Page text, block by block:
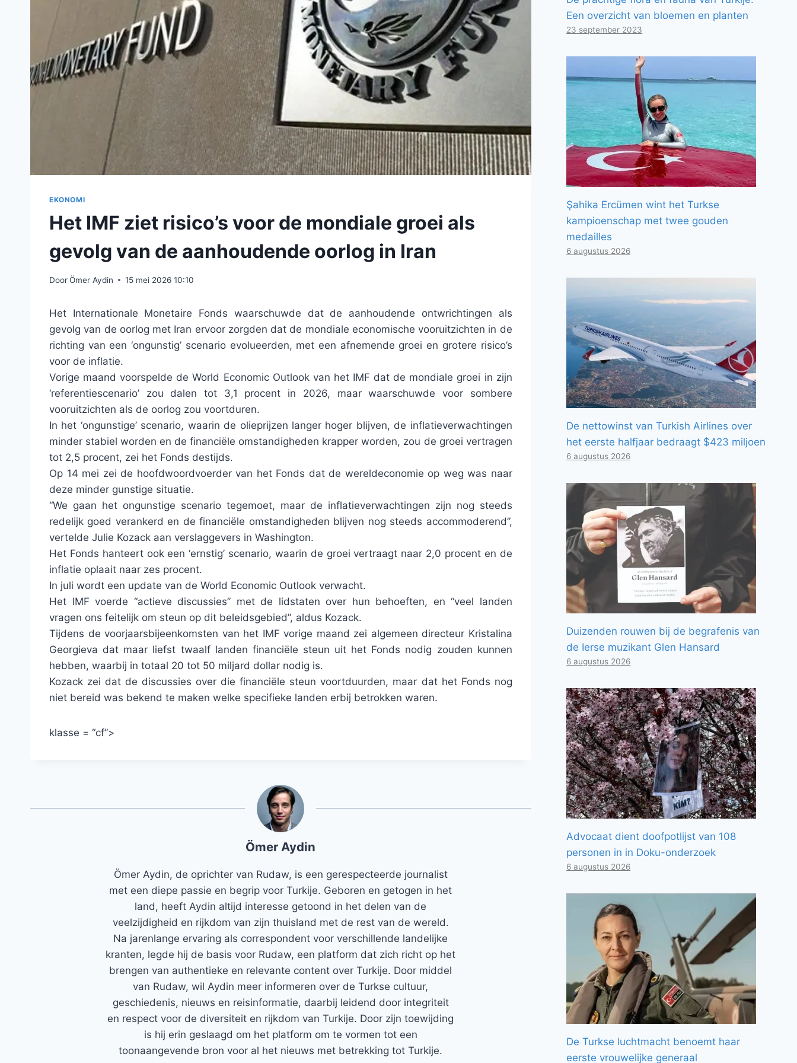
EKONOMI
Het IMF ziet risico’s voor de mondiale groei als
gevolg van de aanhoudende oorlog in Iran
DoorÖmer Aydin 15 mei 2026 10:10
Het Internationale Monetaire Fonds waarschuwde dat de aanhoudende ontwrichtingen als
gevolg van de oorlog met Iran ervoor zorgden dat de mondiale economische vooruitzichten in de
richting van een ‘ongunstig’ scenario evolueerden, met een afnemende groei en grotere risico’s
voor de inflatie.
Vorige maand voorspelde de World Economic Outlook van het IMF dat de mondiale groei in zijn
‘referentiescenario’ zou dalen tot 3,1 procent in 2026, maar waarschuwde voor sombere
vooruitzichten als de oorlog zou voortduren.
In het ‘ongunstige’ scenario, waarin de olieprijzen langer hoger blijven, de inflatieverwachtingen
minder stabiel worden en de financiële omstandigheden krapper worden, zou de groei vertragen
tot 2,5 procent, zei het Fonds destijds.
Op 14 mei zei de hoofdwoordvoerder van het Fonds dat de wereldeconomie op weg was naar
deze minder gunstige situatie.
“We gaan het ongunstige scenario tegemoet, maar de inflatieverwachtingen zijn nog steeds
redelijk goed verankerd en de financiële omstandigheden blijven nog steeds accommoderend”,
vertelde Julie Kozack aan verslaggevers in Washington.
Het Fonds hanteert ook een ‘ernstig’ scenario, waarin de groei vertraagt ​​naar 2,0 procent en de
inflatie oplaait naar zes procent.
In juli wordt een update van de World Economic Outlook verwacht.
Het IMF voerde “actieve discussies” met de lidstaten over hun behoeften, en “veel landen
vragen ons feitelijk om steun op dit beleidsgebied”, aldus Kozack.
Tijdens de voorjaarsbijeenkomsten van het IMF vorige maand zei algemeen directeur Kristalina
Georgieva dat maar liefst twaalf landen financiële steun uit het Fonds nodig zouden kunnen
hebben, waarbij in totaal 20 tot 50 miljard dollar nodig is.
Kozack zei dat de discussies over die financiële steun voortduurden, maar dat het Fonds nog
niet bereid was bekend te maken welke specifieke landen erbij betrokken waren.
klasse = “cf”>
Ömer Aydin
Ömer Aydin, de oprichter van Rudaw, is een gerespecteerde journalist
met een diepe passie en begrip voor Turkije. Geboren en getogen in het
land, heeft Aydin altijd interesse getoond in het delen van de
veelzijdigheid en rijkdom van zijn thuisland met de rest van de wereld.
Na jarenlange ervaring als correspondent voor verschillende landelijke
kranten, legde hij de basis voor Rudaw, een platform dat zich richt op het
brengen van authentieke en relevante content over Turkije. Door middel
van Rudaw, wil Aydin meer informeren over de Turkse cultuur,
geschiedenis, nieuws en reisinformatie, daarbij leidend door integriteit
en respect voor de diversiteit en rijkdom van Turkije. Door zijn toewijding
is hij erin geslaagd om het platform om te vormen tot een
toonaangevende bron voor al het nieuws met betrekking tot Turkije.
Een overzicht van bloemen en planten
23 september 2023
Şahika Ercümen wint het Turkse
kampioenschap met twee gouden
medailles
6 augustus 2026
De nettowinst van Turkish Airlines over
het eerste halfjaar bedraagt ​​$423 miljoen
6 augustus 2026
Duizenden rouwen bij de begrafenis van
de Ierse muzikant Glen Hansard
6 augustus 2026
Advocaat dient doofpotlijst van 108
personen in in Doku-onderzoek
6 augustus 2026
De Turkse luchtmacht benoemt haar
eerste vrouwelijke generaal